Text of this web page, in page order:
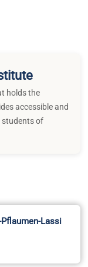
holds the
accessible and
students of
Pflaumen-Lassi